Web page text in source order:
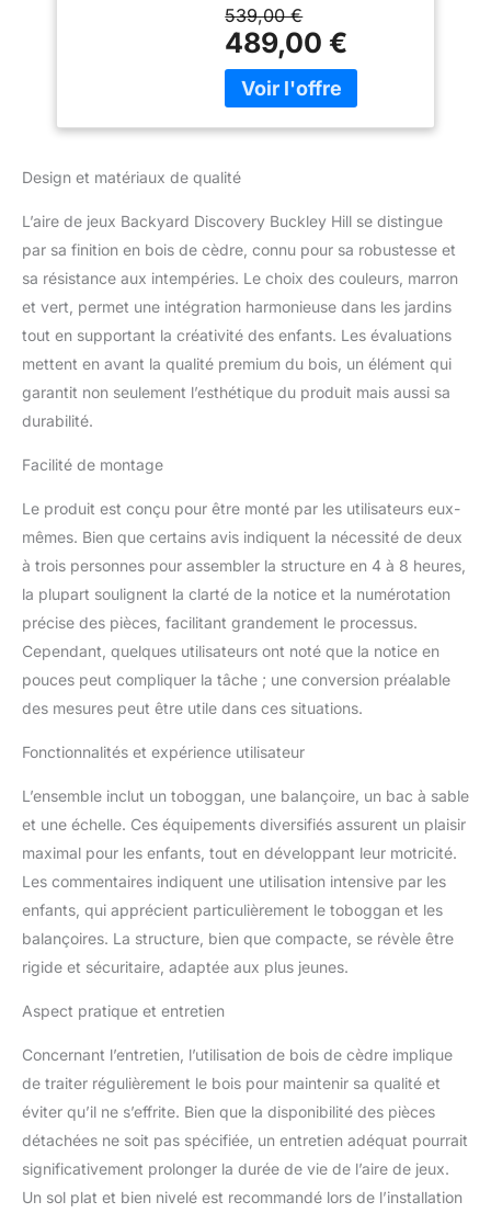
Toboggan Et
Balançoire, Bac À
Sable | Cabane
Exterieur Enfant,
Jeux Exterieur, +3
Ans
Cette fantastique aire de
jeux avec toboggan,
échelle d'escalade et 2
balançoires combine le
à deux étages, les
enfants peuvent se
balancer ou glisser sur le
toboggan de 183 cm de
long. JOUER EN TOUTE
SÉCURITÉ : L'aire de jeux
convient aux enfants de
portiques balançoire de
Backyard Discovery
toujours se dérouler en
toute sécurité. Sable non
inclus. HAUTE QUALITÉ:
en bois de cèdre de
haute qualité et préteint.
Le bois de cèdre est
résistant aux intempéries
et à la pourriture du bois.
Toutes les pièces en bois
taille et portent des
numéros de pièces pour
un assemblage facile et
correct. DIMENSIONS
(LxBxH): 230 x 270 x
310 cm. POIDS: 62 kilos.
Sable non inclus.
BACKYARD DISCOVERY :
Backyard Discovery est
le numéro 1 des aires de
Backyard Discovery relie
chaque année des
milliers de familles avec
des constellations en
bois conçues avec
amour. Nos maisons et
tours de jeux permettent
539,00 €
489,00 €
Design et matériaux de qualité
L’aire de jeux Backyard Discovery Buckley Hill se distingue
par sa finition en bois de cèdre, connu pour sa robustesse et
sa résistance aux intempéries. Le choix des couleurs, marron
et vert, permet une intégration harmonieuse dans les jardins
tout en supportant la créativité des enfants. Les évaluations
mettent en avant la qualité premium du bois, un élément qui
garantit non seulement l’esthétique du produit mais aussi sa
durabilité.
Facilité de montage
Le produit est conçu pour être monté par les utilisateurs eux-
mêmes. Bien que certains avis indiquent la nécessité de deux
à trois personnes pour assembler la structure en 4 à 8 heures,
la plupart soulignent la clarté de la notice et la numérotation
précise des pièces, facilitant grandement le processus.
Cependant, quelques utilisateurs ont noté que la notice en
pouces peut compliquer la tâche ; une conversion préalable
des mesures peut être utile dans ces situations.
Fonctionnalités et expérience utilisateur
L’ensemble inclut un toboggan, une balançoire, un bac à sable
et une échelle. Ces équipements diversifiés assurent un plaisir
maximal pour les enfants, tout en développant leur motricité.
Les commentaires indiquent une utilisation intensive par les
enfants, qui apprécient particulièrement le toboggan et les
balançoires. La structure, bien que compacte, se révèle être
rigide et sécuritaire, adaptée aux plus jeunes.
Aspect pratique et entretien
Concernant l’entretien, l’utilisation de bois de cèdre implique
de traiter régulièrement le bois pour maintenir sa qualité et
éviter qu’il ne s’effrite. Bien que la disponibilité des pièces
détachées ne soit pas spécifiée, un entretien adéquat pourrait
significativement prolonger la durée de vie de l’aire de jeux.
Un sol plat et bien nivelé est recommandé lors de l’installation